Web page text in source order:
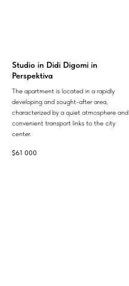
Studio in Didi Digomi in
Perspektiva
The apartment is located in a rapidly
developing and sought-after area,
characterized by a quiet atmosphere and
convenient transport links to the city
center.
$61 000